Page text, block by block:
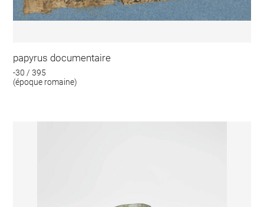
papyrus documentaire
-30 / 395
(époque romaine)